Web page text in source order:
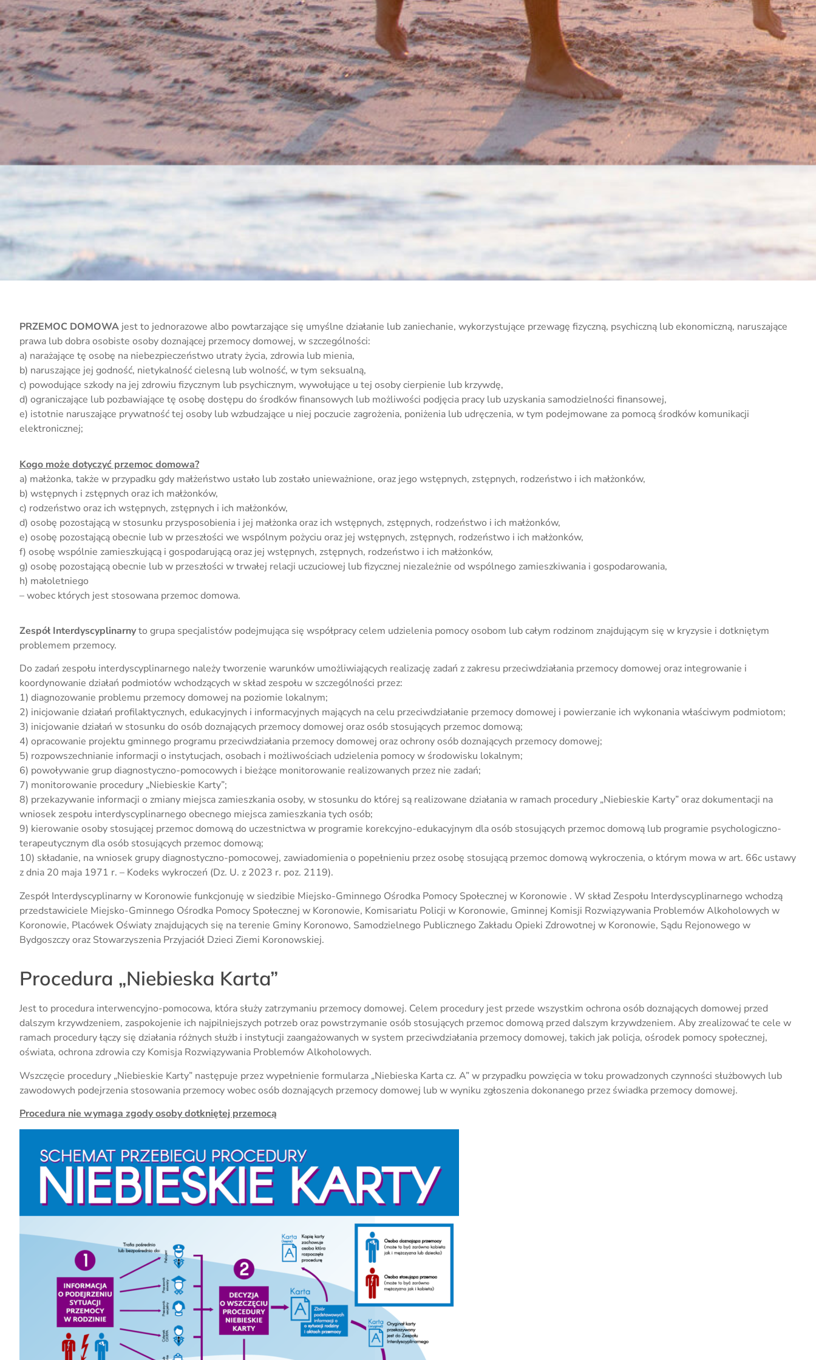
PRZEMOC DOMOWA jest to jednorazowe albo powtarzające się umyślne działanie lub zaniechanie, wykorzystujące przewagę fizyczną, psychiczną lub ekonomiczną, naruszające
prawa lub dobra osobiste osoby doznającej przemocy domowej, w szczególności:
a) narażające tę osobę na niebezpieczeństwo utraty życia, zdrowia lub mienia,
b) naruszające jej godność, nietykalność cielesną lub wolność, w tym seksualną,
c) powodujące szkody na jej zdrowiu fizycznym lub psychicznym, wywołujące u tej osoby cierpienie lub krzywdę,
d) ograniczające lub pozbawiające tę osobę dostępu do środków finansowych lub możliwości podjęcia pracy lub uzyskania samodzielności finansowej,
e) istotnie naruszające prywatność tej osoby lub wzbudzające u niej poczucie zagrożenia, poniżenia lub udręczenia, w tym podejmowane za pomocą środków komunikacji
elektronicznej;
Kogo może dotyczyć przemoc domowa?
a) małżonka, także w przypadku gdy małżeństwo ustało lub zostało unieważnione, oraz jego wstępnych, zstępnych, rodzeństwo i ich małżonków,
b) wstępnych i zstępnych oraz ich małżonków,
c) rodzeństwo oraz ich wstępnych, zstępnych i ich małżonków,
d) osobę pozostającą w stosunku przysposobienia i jej małżonka oraz ich wstępnych, zstępnych, rodzeństwo i ich małżonków,
e) osobę pozostającą obecnie lub w przeszłości we wspólnym pożyciu oraz jej wstępnych, zstępnych, rodzeństwo i ich małżonków,
f) osobę wspólnie zamieszkującą i gospodarującą oraz jej wstępnych, zstępnych, rodzeństwo i ich małżonków,
g) osobę pozostającą obecnie lub w przeszłości w trwałej relacji uczuciowej lub fizycznej niezależnie od wspólnego zamieszkiwania i gospodarowania,
h) małoletniego
– wobec których jest stosowana przemoc domowa.
Zespół Interdyscyplinarnyto grupa specjalistów podejmująca się współpracy celem udzielenia pomocy osobom lub całym rodzinom znajdującym się w kryzysie i dotkniętym
problemem przemocy.
Do zadań zespołu interdyscyplinarnego należy tworzenie warunków umożliwiających realizację zadań z zakresu przeciwdziałania przemocy domowej oraz integrowanie i
koordynowanie działań podmiotów wchodzących w skład zespołu w szczególności przez:
1) diagnozowanie problemu przemocy domowej na poziomie lokalnym;
2) inicjowanie działań profilaktycznych, edukacyjnych i informacyjnych mających na celu przeciwdziałanie przemocy domowej i powierzanie ich wykonania właściwym podmiotom;
3) inicjowanie działań w stosunku do osób doznających przemocy domowej oraz osób stosujących przemoc domową;
4) opracowanie projektu gminnego programu przeciwdziałania przemocy domowej oraz ochrony osób doznających przemocy domowej;
5) rozpowszechnianie informacji o instytucjach, osobach i możliwościach udzielenia pomocy w środowisku lokalnym;
6) powoływanie grup diagnostyczno-pomocowych i bieżące monitorowanie realizowanych przez nie zadań;
7) monitorowanie procedury „Niebieskie Karty”;
8) przekazywanie informacji o zmiany miejsca zamieszkania osoby, w stosunku do której są realizowane działania w ramach procedury „Niebieskie Karty” oraz dokumentacji na
wniosek zespołu interdyscyplinarnego obecnego miejsca zamieszkania tych osób;
9) kierowanie osoby stosującej przemoc domową do uczestnictwa w programie korekcyjno-edukacyjnym dla osób stosujących przemoc domową lub programie psychologiczno-
terapeutycznym dla osób stosujących przemoc domową;
10) składanie, na wniosek grupy diagnostyczno-pomocowej, zawiadomienia o popełnieniu przez osobę stosującą przemoc domową wykroczenia, o którym mowa w art. 66c ustawy
z dnia 20 maja 1971 r. – Kodeks wykroczeń (Dz. U. z 2023 r. poz. 2119).
Zespół Interdyscyplinarny w Koronowie funkcjonuję w siedzibie Miejsko-Gminnego Ośrodka Pomocy Społecznej w Koronowie . W skład Zespołu Interdyscyplinarnego wchodzą
przedstawiciele Miejsko-Gminnego Ośrodka Pomocy Społecznej w Koronowie, Komisariatu Policji w Koronowie, Gminnej Komisji Rozwiązywania Problemów Alkoholowych w
Koronowie, Placówek Oświaty znajdujących się na terenie Gminy Koronowo, Samodzielnego Publicznego Zakładu Opieki Zdrowotnej w Koronowie, Sądu Rejonowego w
Bydgoszczy oraz Stowarzyszenia Przyjaciół Dzieci Ziemi Koronowskiej.
Procedura „Niebieska Karta”
Jest to procedura interwencyjno-pomocowa, która służy zatrzymaniu przemocy domowej. Celem procedury jest przede wszystkim ochrona osób doznających domowej przed
dalszym krzywdzeniem, zaspokojenie ich najpilniejszych potrzeb oraz powstrzymanie osób stosujących przemoc domową przed dalszym krzywdzeniem. Aby zrealizować te cele w
ramach procedury łączy się działania różnych służb i instytucji zaangażowanych w system przeciwdziałania przemocy domowej, takich jak policja, ośrodek pomocy społecznej,
oświata, ochrona zdrowia czy Komisja Rozwiązywania Problemów Alkoholowych.
Wszczęcie procedury „Niebieskie Karty” następuje przez wypełnienie formularza „Niebieska Karta cz. A” w przypadku powzięcia w toku prowadzonych czynności służbowych lub
zawodowych podejrzenia stosowania przemocy wobec osób doznających przemocy domowej lub w wyniku zgłoszenia dokonanego przez świadka przemocy domowej.
Procedura nie wymaga zgody osoby dotkniętej przemocą